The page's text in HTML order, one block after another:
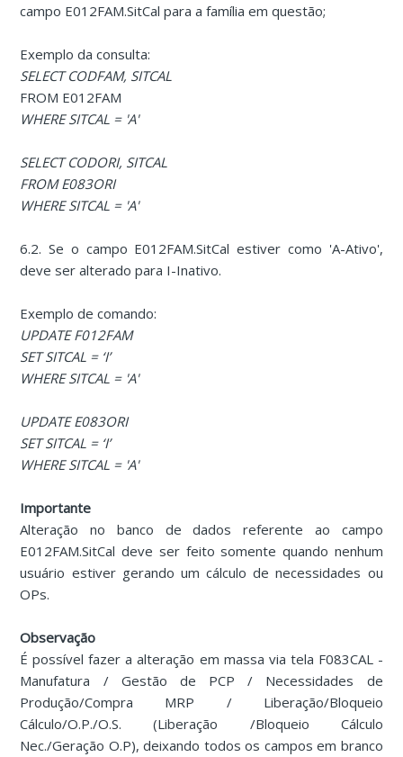
campo E012FAM.SitCal para a família em questão;
Exemplo da consulta:
SELECT CODFAM, SITCAL
FROM E012FAM
WHERE SITCAL = 'A'
SELECT CODORI, SITCAL
FROM E083ORI
WHERE SITCAL = 'A'
6.2. Se o campo E012FAM.SitCal estiver como 'A-Ativo',
deve ser alterado para I-Inativo.
Exemplo de comando:
UPDATE F012FAM
SET SITCAL = ‘I’
WHERE SITCAL = 'A'
UPDATE E083ORI
SET SITCAL = ‘I’
WHERE SITCAL = 'A'
Importante
Alteração no banco de dados referente ao campo
E012FAM.SitCal deve ser feito somente quando nenhum
usuário estiver gerando um cálculo de necessidades ou
OPs.
Observação
É possível fazer a alteração em massa via tela F083CAL -
Manufatura / Gestão de PCP / Necessidades de
Produção/Compra MRP / Liberação/Bloqueio
Cálculo/O.P./O.S. (Liberação /Bloqueio Cálculo
Nec./Geração O.P), deixando todos os campos em branco